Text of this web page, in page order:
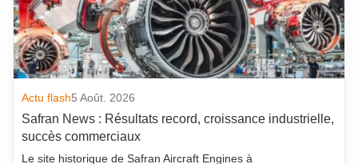
Actu flash5 Août. 2026
Safran News : Résultats record, croissance industrielle,
succès commerciaux
Le site historique de Safran Aircraft Engines à